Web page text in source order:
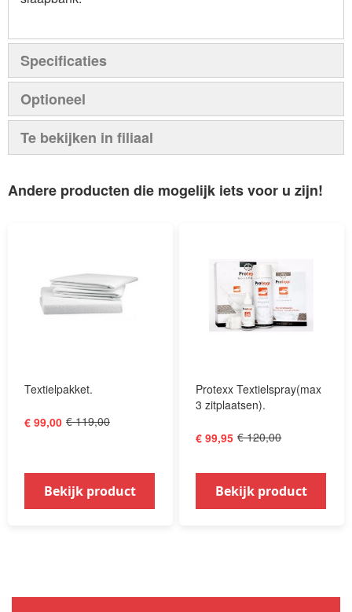
Specificaties
Optioneel
Te bekijken in filiaal
Andere producten die mogelijk iets voor u zijn!
Textielpakket.
€ 99,00 € 119,00
Bekijk product
Protexx Textielspray(max
3 zitplaatsen).
€ 99,95 € 120,00
Bekijk product